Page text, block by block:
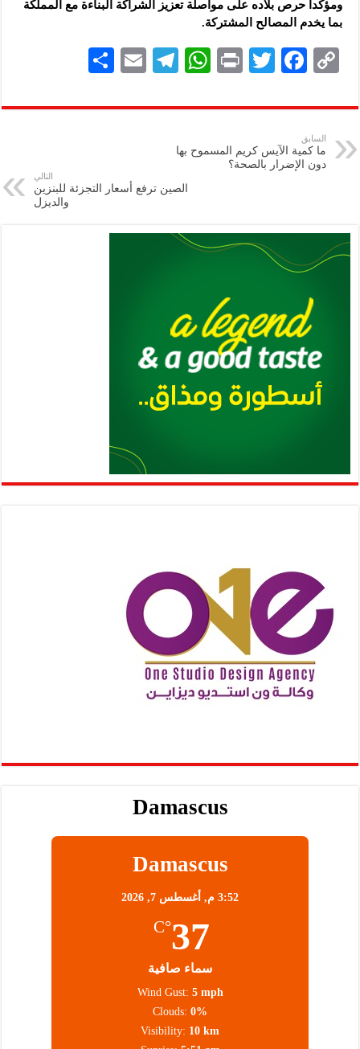
ومؤكداً حرص بلاده على مواصلة تعزيز الشراكة البناءة مع المملكة
بما يخدم المصالح المشتركة.
C
p
y
Li
F
eb
oo
k
T
tt
P
nt
W
at
A
p
Te
gr
E
ai
ar
السابق
ما كمية الآيس كريم المسموح بها
دون الإضرار بالصحة؟
التالي
الصين ترفع أسعار التجزئة للبنزين
والديزل
Damascus
Damascus
3:52 م, أغسطس 7, 2026
37
°C
سماء صافية
Wind Gust: 5 mph
Clouds: 0%
Visibility: 10 km